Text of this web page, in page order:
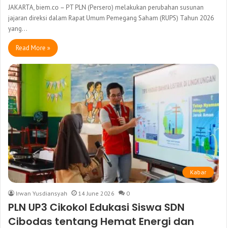
JAKARTA, biem.co – PT PLN (Persero) melakukan perubahan susunan
jajaran direksi dalam Rapat Umum Pemegang Saham (RUPS) Tahun 2026
yang…
Read More »
Kabar
Irwan Yusdiansyah 14 June 2026 0
PLN UP3 Cikokol Edukasi Siswa SDN
Cibodas tentang Hemat Energi dan